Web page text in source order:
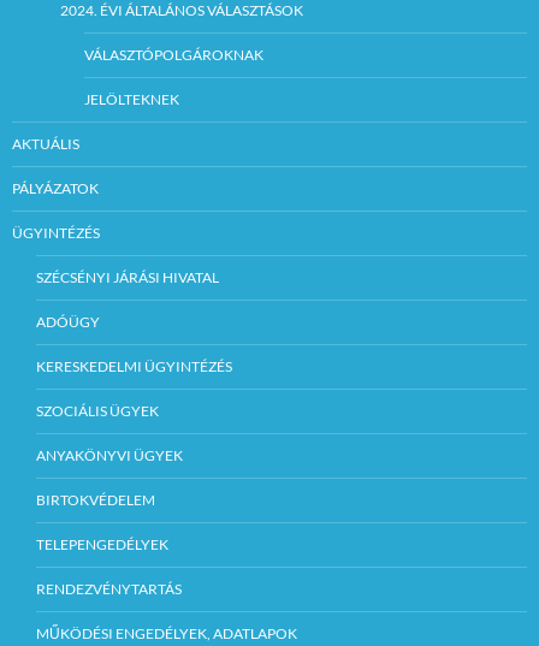
2024. ÉVI ÁLTALÁNOS VÁLASZTÁSOK
VÁLASZTÓPOLGÁROKNAK
JELÖLTEKNEK
AKTUÁLIS
PÁLYÁZATOK
ÜGYINTÉZÉS
SZÉCSÉNYI JÁRÁSI HIVATAL
ADÓÜGY
KERESKEDELMI ÜGYINTÉZÉS
SZOCIÁLIS ÜGYEK
ANYAKÖNYVI ÜGYEK
BIRTOKVÉDELEM
TELEPENGEDÉLYEK
RENDEZVÉNYTARTÁS
MŰKÖDÉSI ENGEDÉLYEK, ADATLAPOK